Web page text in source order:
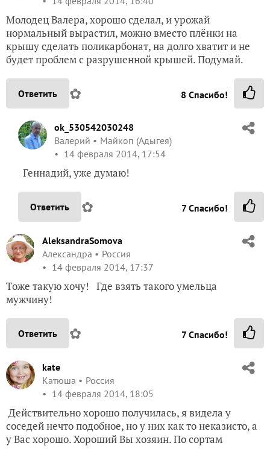
Молодец Валера, хорошо сделал, и урожай
нормальный вырастил, можно вместо плёнки на
крышу сделать поликарбонат, на долго хватит и не
будет проблем с разрушенной крышей. Подумай.
Ответить ✿ 8 Спасибо!
ok_530542030248
Валерий
Майкоп (Адыгея)
14 февраля 2014, 17:54
Геннадий, уже думаю!
Ответить ✿ 7Спасибо!
AleksandraSomova
Александра
Россия
14 февраля 2014, 17:37
Тоже такую хочу! Где взять такого умельца
мужчину!
Ответить ✿ 7Спасибо!
kate
Катюша
Россия
14 февраля 2014, 18:05
Действительно хорошо получилась, я видела у
соседей нечто подобное, но у них как то неказисто, а
у Вас хорошо. Хороший Вы хозяин. По сортам